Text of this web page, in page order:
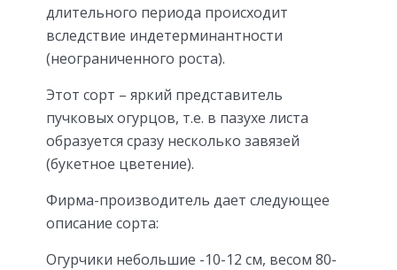
длительного периода происходит
вследствие индетерминантности
(неограниченного роста).
Этот сорт – яркий представитель
пучковых огурцов, т.е. в пазухе листа
образуется сразу несколько завязей
(букетное цветение).
Фирма-производитель дает следующее
описание сорта:
Огурчики небольшие -10-12 см, весом 80-